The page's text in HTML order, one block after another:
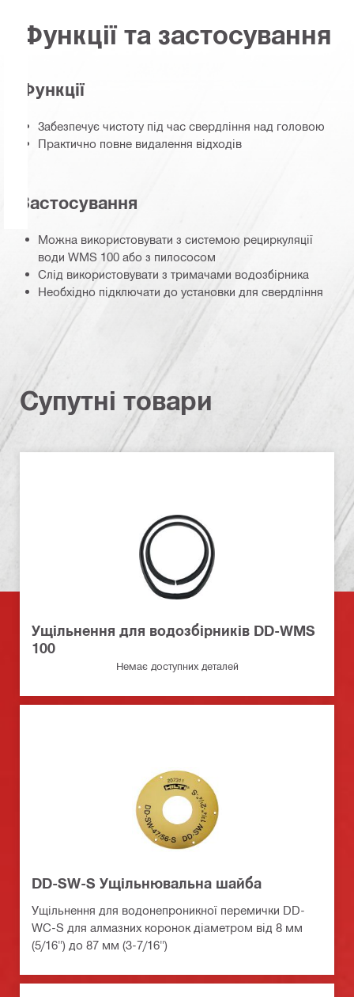
Функції та застосування
Функції
Забезпечує чистоту під час свердління над головою
Практично повне видалення відходів
Застосування
Можна використовувати з системою рециркуляції
води WMS 100 або з пилососом
Слід використовувати з тримачами водозбірника
Необхідно підключати до установки для свердління
Супутні товари
Ущільнення для водозбірників DD-WMS
100
Немає доступних деталей
DD-SW-S Ущільнювальна шайба
Ущільнення для водонепроникної перемички DD-
WC-S для алмазних коронок діаметром від 8 мм
(5/16") до 87 мм (3-7/16")